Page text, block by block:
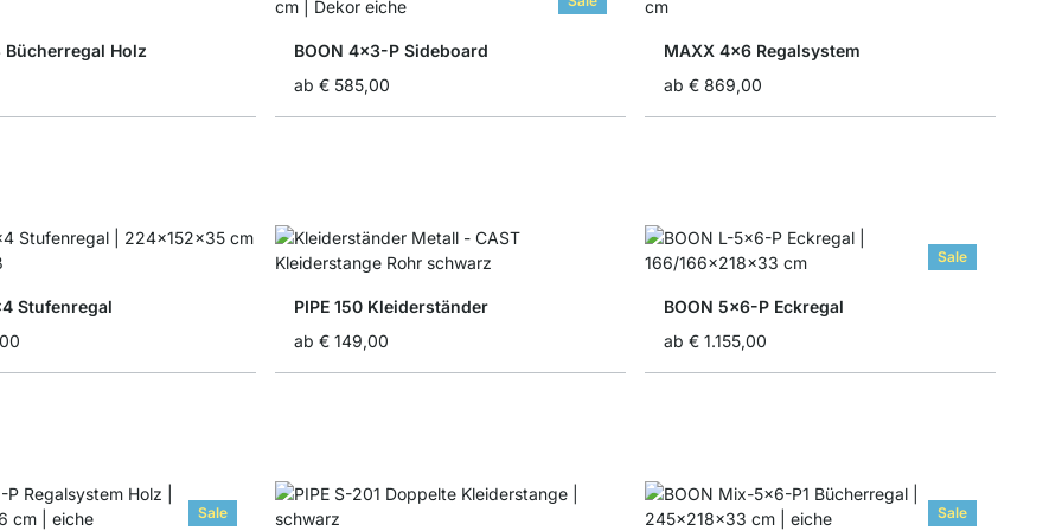
Bücherregal Holz
BOON 4x3-P Sideboard
ab € 585,00
MAXX 4x6 Regalsystem
ab € 869,00
Stufenregal
PIPE 150 Kleiderständer
ab € 149,00
Sale
BOON 5x6-P Eckregal
ab € 1.155,00
Sale Sale